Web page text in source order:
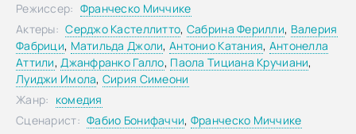
Режиссер: Франческо Миччике
Актеры: Серджо Кастеллитто, Сабрина Ферилли, Валерия
Фабрици, Матильда Джоли,Антонио Катания, Антонелла
Аттили,Джанфранко Галло, Паола Тициана Кручиани,
Луиджи Имола, Сирия Симеони
Жанр: комедия
Сценарист: Фабио Бонифаччи, Франческо Миччике